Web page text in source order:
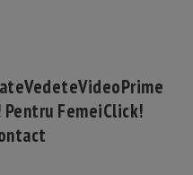
VedeteVideoPrime
Pentru FemeiClick!